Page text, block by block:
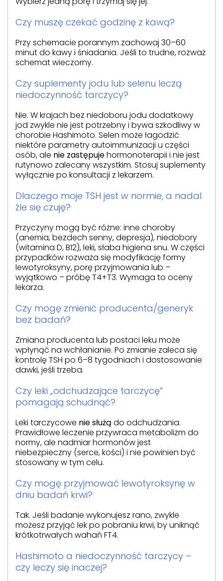
Czy muszę czekać godzinę z kawą?
Przy schemacie porannym zachowaj 30–60
minut do kawy i śniadania. Jeśli to trudne, rozważ
schemat wieczorny.
Czy suplementy jodu lub selenu leczą
niedoczynność tarczycy?
Nie. W krajach bez niedoboru jodu dodatkowy
jod zwykle nie jest potrzebny i bywa szkodliwy w
chorobie Hashimoto. Selen może łagodzić
niektóre parametry autoimmunizacji u części
osób, ale nie zastępujehormonoterapii i nie jest
rutynowo zalecany wszystkim. Stosuj suplementy
wyłącznie po konsultacji z lekarzem.
Dlaczego moje TSH jest w normie, a nadal
źle się czuję?
Przyczyny mogą być różne: inne choroby
(anemia, bezdech senny, depresja), niedobory
(witamina D, B12), leki, słaba higiena snu. W części
przypadków rozważa się modyfikację formy
lewotyroksyny, porę przyjmowania lub –
wyjątkowo – próbę T4+T3. Wymaga to oceny
lekarza.
Czy mogę zmienić producenta/generyk
bez badań?
Zmiana producenta lub postaci leku może
wpłynąć na wchłanianie. Po zmianie zaleca się
kontrolę TSH po 6–8 tygodniach i dostosowanie
dawki, jeśli trzeba.
Czy leki „odchudzające tarczycę”
pomagają schudnąć?
Leki tarczycowe nie służą do odchudzania.
Prawidłowe leczenie przywraca metabolizm do
normy, ale nadmiar hormonów jest
niebezpieczny (serce, kości) i nie powinien być
stosowany w tym celu.
Czy mogę przyjmować lewotyroksynę w
dniu badań krwi?
Tak. Jeśli badanie wykonujesz rano, zwykle
możesz przyjąć lek po pobraniu krwi, by uniknąć
krótkotrwałych wahań FT4.
Hashimoto a niedoczynność tarczycy –
czy leczy się inaczej?